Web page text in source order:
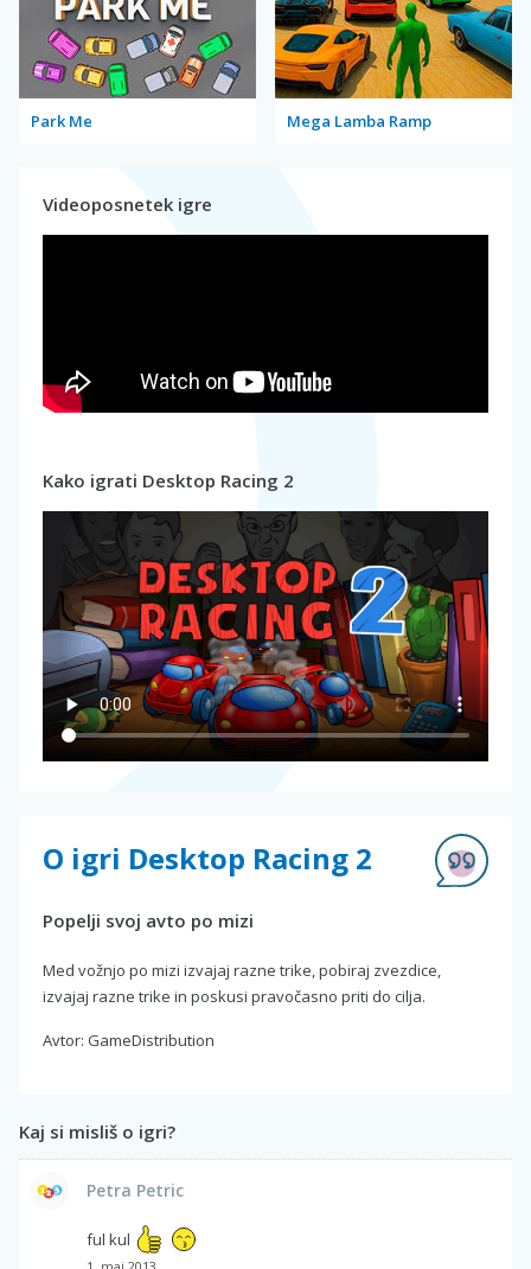
Park Me Mega Lamba Ramp
Videoposnetek igre
Kako igrati Desktop Racing 2
O igri Desktop Racing 2
Popelji svoj avto po mizi
Med vožnjo po mizi izvajaj razne trike, pobiraj zvezdice,
izvajaj razne trike in poskusi pravočasno priti do cilja.
Avtor: GameDistribution
Kaj si misliš o igri?
Petra Petric
ful kul